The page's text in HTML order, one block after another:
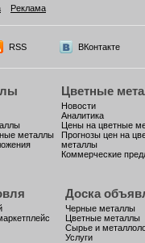
Реклама
RSS ВКонтакте
металлы
Цветные
Новости
Аналитика
Цены на цветные
Прогнозы цен на
металлы
Коммерческие
Доска
Черные металлы
Цветные металлы
Сырье и
Услуги